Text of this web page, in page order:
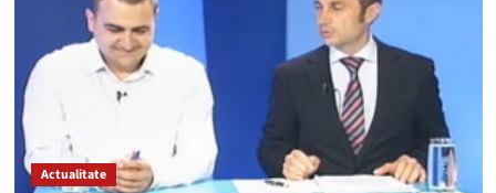
probe
solide
împotriva
primarului
suspendat Cristian
perioada
2020
Actualitate